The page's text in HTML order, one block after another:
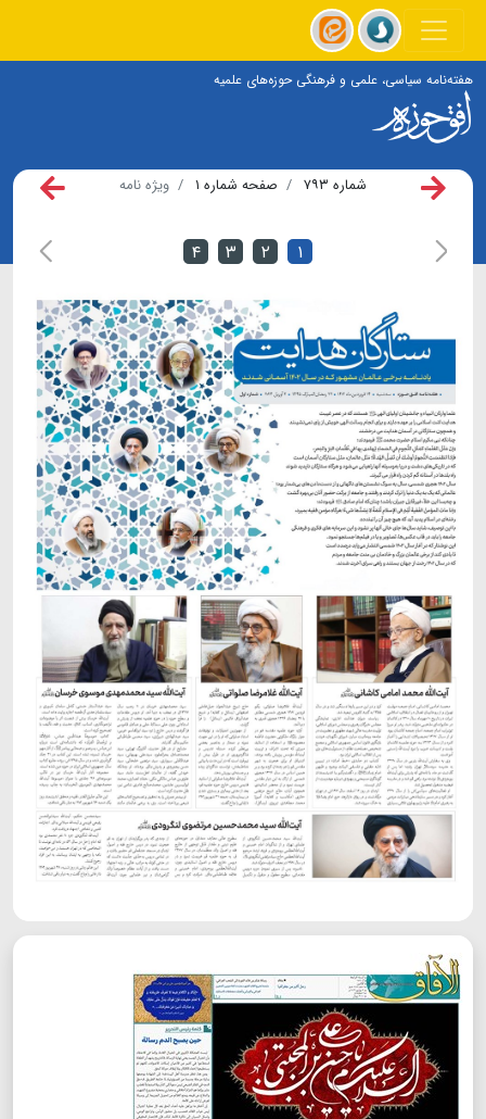
هفته‌نامه سیاسی، علمی و فرهنگی حوزه‌های علمیه
شماره ۷۹۳ صفحه شماره ۱ ویژه نامه
۱ ۲ ۳ ۴